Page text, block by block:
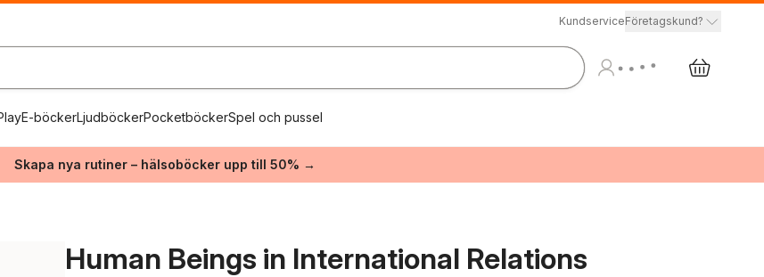
KundserviceFöretagskund?
E-böckerLjudböckerPocketböckerSpel och pussel
Skapa nya rutiner – hälsoböcker upp till 50% →
Human Beings in International Relations